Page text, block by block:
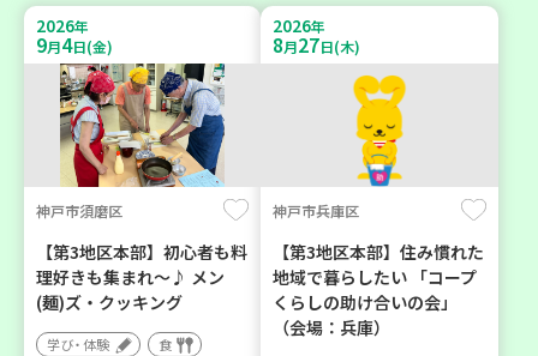
2026年
9月4日(金)
神戸市須磨区
【第3地区本部】初心者も料
理好きも集まれ～♪ メン
(麺)ズ・クッキング
学び・体験 食
2026年
8月27日(木)
神戸市兵庫区
【第3地区本部】住み慣れた
地域で暮らしたい 「コープ
くらしの助け合いの会」
（会場：兵庫）